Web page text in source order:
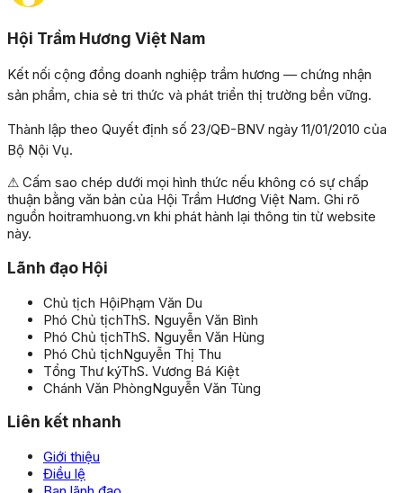
Hội Trầm Hương Việt Nam
Kết nối cộng đồng doanh nghiệp trầm hương — chứng nhận
sản phẩm, chia sẻ tri thức và phát triển thị trường bền vững.
Thành lập theo Quyết định số 23/QĐ-BNV ngày 11/01/2010 của
Bộ Nội Vụ.
⚠ Cấm sao chép dưới mọi hình thức nếu không có sự chấp
thuận bằng văn bản của Hội Trầm Hương Việt Nam. Ghi rõ
nguồn hoitramhuong.vn khi phát hành lại thông tin từ website
này.
Lãnh đạo Hội
Chủ tịch HộiPhạm Văn Du
Phó Chủ tịchThS. Nguyễn Văn Bình
Phó Chủ tịchThS. Nguyễn Văn Hùng
Phó Chủ tịchNguyễn Thị Thu
Tổng Thư kýThS. Vương Bá Kiệt
Chánh Văn PhòngNguyễn Văn Tùng
Liên kết nhanh
Giới thiệu
Điều lệ